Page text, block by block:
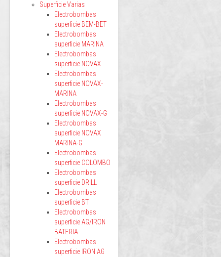
Superficie Varias
Electrobombas
superficie BEM-BET
Electrobombas
superficie MARINA
Electrobombas
superficie NOVAX
Electrobombas
superficie NOVAX-
MARINA
Electrobombas
superficie NOVAX-G
Electrobombas
superficie NOVAX
MARINA-G
Electrobombas
superficie COLOMBO
Electrobombas
superficie DRILL
Electrobombas
superficie BT
Electrobombas
superficie AG/IRON
BATERIA
Electrobombas
superficie IRON AG